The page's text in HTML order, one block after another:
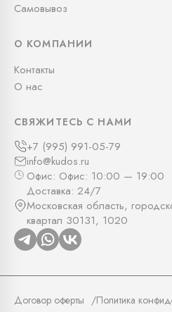
Самовывоз
О КОМПАНИИ
Контакты
О нас
СВЯЖИТЕСЬ С НАМИ
+7 (995) 991-05-79
info@kudos.ru
Офис: Офис: 10:00 — 19:00
Доставка: 24/7
Московская область,
квартал 30131, 1020
Договор оферты Политика